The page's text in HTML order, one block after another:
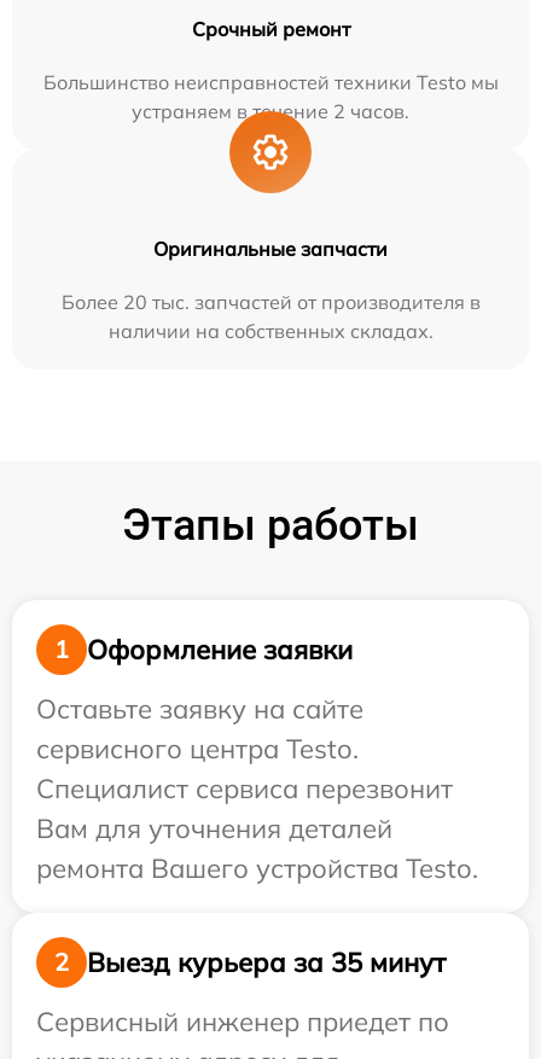
Срочный ремонт
Большинство неисправностей техники Testo мы
устраняем в течение 2 часов.
Оригинальные запчасти
Более 20 тыс. запчастей от производителя в
наличии на собственных складах.
Этапы работы
1
Оформление заявки
Оставьте заявку на сайте
сервисного центра Testo.
Специалист сервиса перезвонит
Вам для уточнения деталей
ремонта Вашего устройства Testo.
2
Выезд курьера за 35 минут
Сервисный инженер приедет по